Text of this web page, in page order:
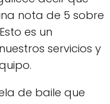
nota de 5 sobre
es un
servicios y
de baile que